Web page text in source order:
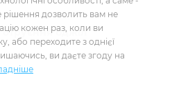
бджіл
рішення дозволить вам не
кожен раз, коли ви
або переходите з однієї
ви даєте згоду на